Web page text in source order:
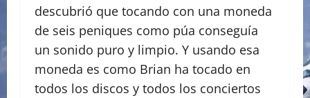
descubrió que tocando con una moneda
de seis peniques como púa conseguía
un sonido puro y limpio. Y usando esa
moneda es como Brian ha tocado en
todos los discos y todos los conciertos